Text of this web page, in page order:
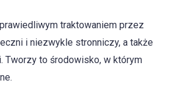
traktowaniem przez
i niezwykle stronniczy, a także
Tworzy to środowisko, w którym